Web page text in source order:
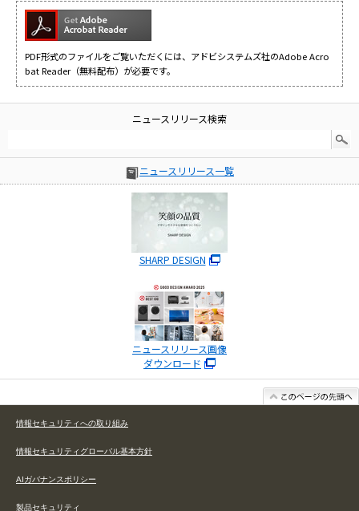
PDF形式のファイルをご覧いただくには、アドビシステムズ社のAdobe Acro
bat Reader（無料配布）が必要です。
ニュースリリース検索
ニュースリリース一覧
SHARP DESIGN
ニュースリリース画像
ダウンロード
情報セキュリティへの取り組み
情報セキュリティグローバル基本方針
AIガバナンスポリシー
製品セキュリティ